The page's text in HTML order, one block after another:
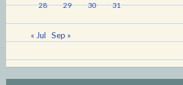
28 29 30 31
« Jul Sep »